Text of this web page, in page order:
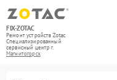
FIX-ZOTAC
Ремонт устройств Zotac
Специализированный
cервисный центр г.
Магнитогорск